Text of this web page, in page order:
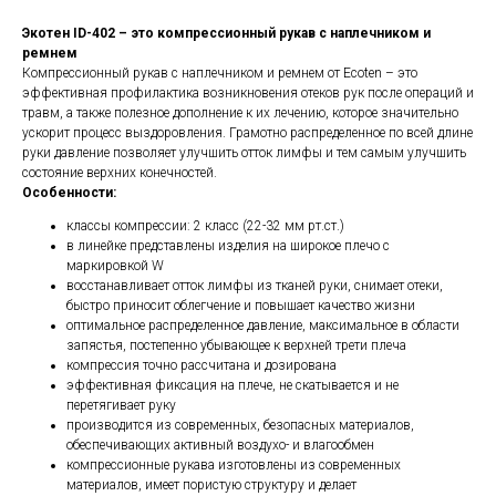
Экотен ID-402 – это компрессионный рукав с наплечником и
ремнем
Компрессионный рукав с наплечником и ремнем от Ecoten – это
эффективная профилактика возникновения отеков рук после операций и
травм, а также полезное дополнение к их лечению, которое значительно
ускорит процесс выздоровления. Грамотно распределенное по всей длине
руки давление позволяет улучшить отток лимфы и тем самым улучшить
состояние верхних конечностей.
Особенности:
классы компрессии: 2 класс (22-32 мм рт.ст.)
в линейке представлены изделия на широкое плечо с
маркировкой W
восстанавливает отток лимфы из тканей руки, снимает отеки,
быстро приносит облегчение и повышает качество жизни
оптимальное распределенное давление, максимальное в области
запястья, постепенно убывающее к верхней трети плеча
компрессия точно рассчитана и дозирована
эффективная фиксация на плече, не скатывается и не
перетягивает руку
производится из современных, безопасных материалов,
обеспечивающих активный воздухо- и влагообмен
компрессионные рукава изготовлены из современных
материалов, имеет пористую структуру и делает